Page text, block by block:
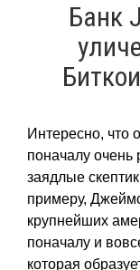
Банк
Интересно, что
поначалу
заядлые
примеру,
крупнейших
поначалу и
которая